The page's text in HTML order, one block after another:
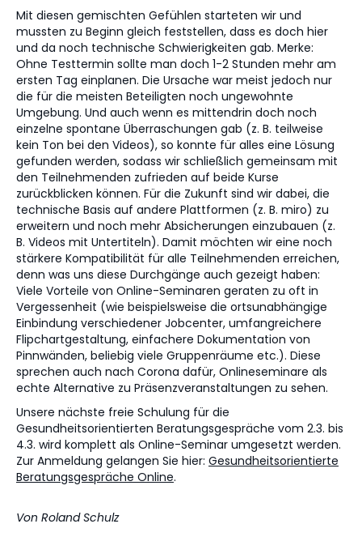
Mit diesen gemischten Gefühlen starteten wir und
mussten zu Beginn gleich feststellen, dass es doch hier
und da noch technische Schwierigkeiten gab. Merke:
Ohne Testtermin sollte man doch 1-2 Stunden mehr am
ersten Tag einplanen. Die Ursache war meist jedoch nur
die für die meisten Beteiligten noch ungewohnte
Umgebung. Und auch wenn es mittendrin doch noch
einzelne spontane Überraschungen gab (z. B. teilweise
kein Ton bei den Videos), so konnte für alles eine Lösung
gefunden werden, sodass wir schließlich gemeinsam mit
den Teilnehmenden zufrieden auf beide Kurse
zurückblicken können. Für die Zukunft sind wir dabei, die
technische Basis auf andere Plattformen (z. B. miro) zu
erweitern und noch mehr Absicherungen einzubauen (z.
B. Videos mit Untertiteln). Damit möchten wir eine noch
stärkere Kompatibilität für alle Teilnehmenden erreichen,
denn was uns diese Durchgänge auch gezeigt haben:
Viele Vorteile von Online-Seminaren geraten zu oft in
Vergessenheit (wie beispielsweise die ortsunabhängige
Einbindung verschiedener Jobcenter, umfangreichere
Flipchartgestaltung, einfachere Dokumentation von
Pinnwänden, beliebig viele Gruppenräume etc.). Diese
sprechen auch nach Corona dafür, Onlineseminare als
echte Alternative zu Präsenzveranstaltungen zu sehen.
Unsere nächste freie Schulung für die
Gesundheitsorientierten Beratungsgespräche vom 2.3. bis
4.3. wird komplett als Online-Seminar umgesetzt werden.
Zur Anmeldung gelangen Sie hier: Gesundheitsorientierte
Beratungsgespräche Online.
Von Roland Schulz